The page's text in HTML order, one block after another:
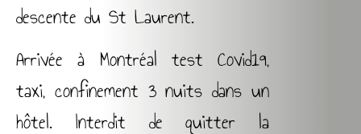
descente du St Laurent.
Arrivée à Montréal test Covid19,
taxi, confinement 3 nuits dans un
hôtel. Interdit de quitter la